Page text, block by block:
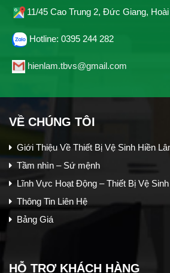
11/45 Cao Trung 2, Đức Giang,
Hotline: 0395 244 282
hienlam.tbvs@gmail.com
VỀ CHÚNG TÔI
Giới Thiệu Về Thiết Bị Vệ Sinh Hiền
Tầm nhìn – Sứ mệnh
Lĩnh Vực Hoạt Động – Thiết Bị Vệ Sinh
Thông Tin Liên Hệ
Bảng Giá
HỖ TRỢ KHÁCH HÀNG